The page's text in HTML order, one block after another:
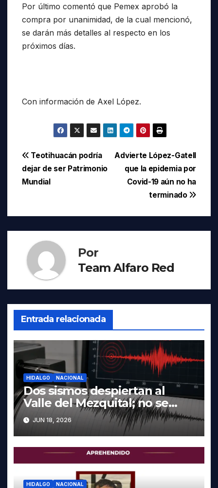
Por último comentó que Pemex aprobó la
compra por unanimidad, de la cual mencionó,
se darán más detalles al respecto en los
próximos días.
Con información de Axel López.
Navegación
de
Advierte López-Gatell
que la epidemia por
Covid-19 aún no ha
terminado
Teotihuacán podría
dejar de ser Patrimonio
Mundial
Por
Team Alfaro Red
Entrada relacionada
HIDALGO NACIONAL
Dos sismos despiertan al
Valle del Mezquital; no se
reportan daños en Hidalgo
JUN 18, 2026
HIDALGO NACIONAL